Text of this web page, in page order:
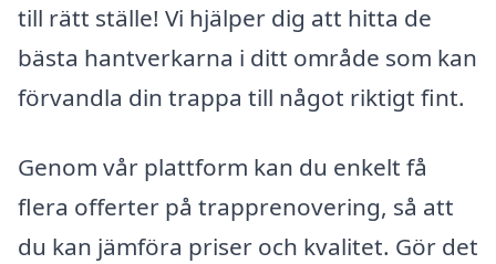
till rätt ställe! Vi hjälper dig att hitta de
bästa hantverkarna i ditt område som kan
förvandla din trappa till något riktigt fint.
Genom vår plattform kan du enkelt få
flera offerter på trapprenovering, så att
du kan jämföra priser och kvalitet. Gör det